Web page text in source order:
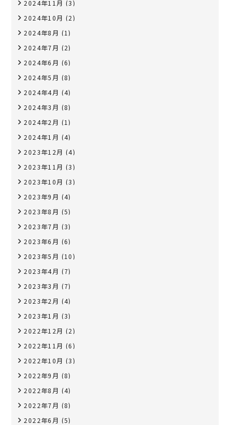
2024年11月 (3)
2024年10月 (2)
2024年8月 (1)
2024年7月 (2)
2024年6月 (6)
2024年5月 (8)
2024年4月 (4)
2024年3月 (8)
2024年2月 (1)
2024年1月 (4)
2023年12月 (4)
2023年11月 (3)
2023年10月 (3)
2023年9月 (4)
2023年8月 (5)
2023年7月 (3)
2023年6月 (6)
2023年5月 (10)
2023年4月 (7)
2023年3月 (7)
2023年2月 (4)
2023年1月 (3)
2022年12月 (2)
2022年11月 (6)
2022年10月 (3)
2022年9月 (8)
2022年8月 (4)
2022年7月 (8)
2022年6月 (5)